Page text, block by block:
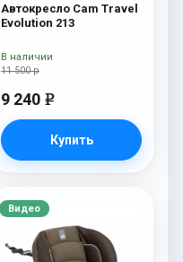
Автокресло Cam Travel
Evolution 213
11 500 р
9 240 e
Купить
В наличии
Видео